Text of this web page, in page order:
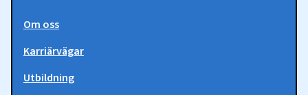
Om oss
Karriärvägar
Utbildning